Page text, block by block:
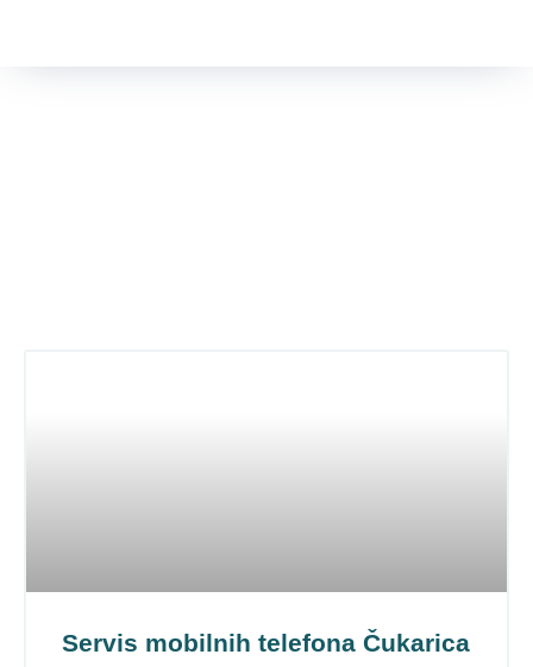
Servis mobilnih telefona Čukarica